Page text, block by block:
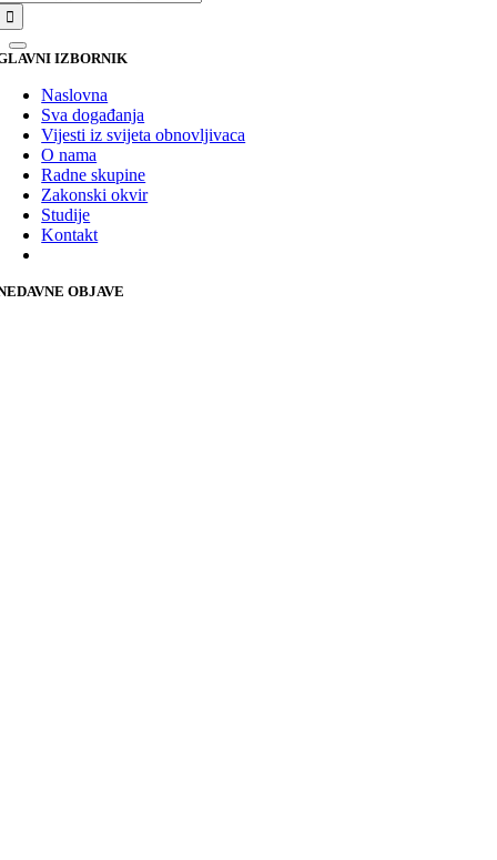
IZBORNIK
Naslovna
Sva događanja
Vijesti iz svijeta obnovljivaca
O nama
Radne skupine
Zakonski okvir
Studije
Kontakt
OBJAVE